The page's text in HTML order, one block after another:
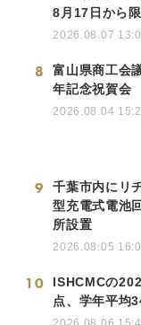
8月17日から
2026.08.07
8
富山県商工会
年記念祝賀会
2026.08.04
9
千葉市内にリ
型充電式電池
所設置
2026.08.05
10
ISHCMCの
点、学年平均